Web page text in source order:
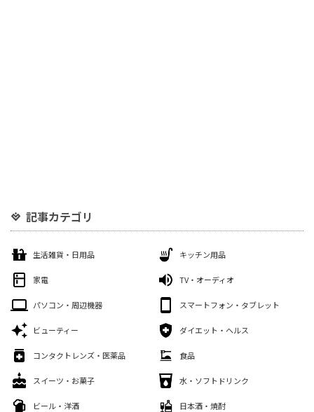
記事カテゴリ
生活雑貨・日用品 キッチン用品
家電 TV・オーディオ
パソコン・周辺機器 スマートフォン・タブレット
ビューティー ダイエット・ヘルス
コンタクトレンズ・医薬品 食品
スイーツ・お菓子 水・ソフトドリンク
ビール・洋酒 日本酒・焼酎